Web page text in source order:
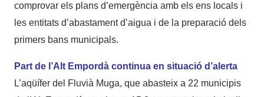
comprovar els plans d’emergència amb els ens locals i
les entitats d’abastament d’aigua i de la preparació dels
primers bans municipals.
Part de l’Alt Empordà continua en situació d’alerta
L’aqüífer del Fluvià Muga, que abasteix a 22 municipis